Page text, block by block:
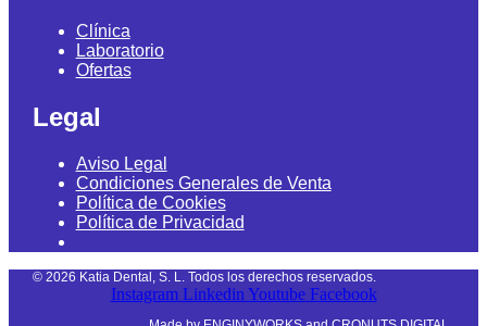
Clínica
Laboratorio
Ofertas
Legal
Aviso Legal
Condiciones Generales de Venta
Política de Cookies
Política de Privacidad
© 2026 Katia Dental, S. L. Todos los derechos reservados.
Instagram Linkedin Youtube Facebook